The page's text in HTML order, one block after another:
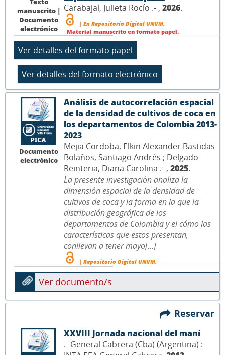
manuscrito |
Documento
electrónico
Carabajal, Julieta Rocío .- , 2026.
| En Repositorio Digital UNVM.
Material manuscrito en formato papel.
Documento
electrónico
Análisis de autocorrelación espacial
de la densidad de cultivos de coca en
los departamentos de Colombia 2013-
2023
Mejia Cordoba, Elkin Alexander Bastidas
Bolaños, Santiago Andrés ; Delgado
Reinteria, Diana Carolina .- , 2025.
La presente investigación analiza la
dimensión espacial de la densidad de
cultivos de coca y la forma en la que la
distribución geográfica de los
departamentos de Colombia y el cómo las
características que estos presentan,
conllevan a tener mayo[...]
| Repositorio Digital UNVM.
Ver documento/s
Reservar
XXVIII Jornada nacional del maní
.- General Cabrera (Cba) (Argentina) :